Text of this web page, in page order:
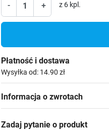
- + z 6 kpl.
Płatność i dostawa
Wysyłka od: 14.90 zł
Informacja o zwrotach
Zadaj pytanie o produkt